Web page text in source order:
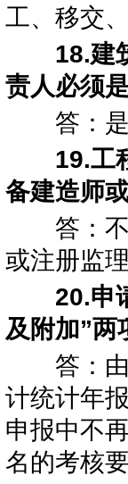
工、移交
18.建
责人必须
答：是
19.工
备建造师
答：不
或注册监
20.申
及附加”两
答：由
计统计年
申报中不
名的考核